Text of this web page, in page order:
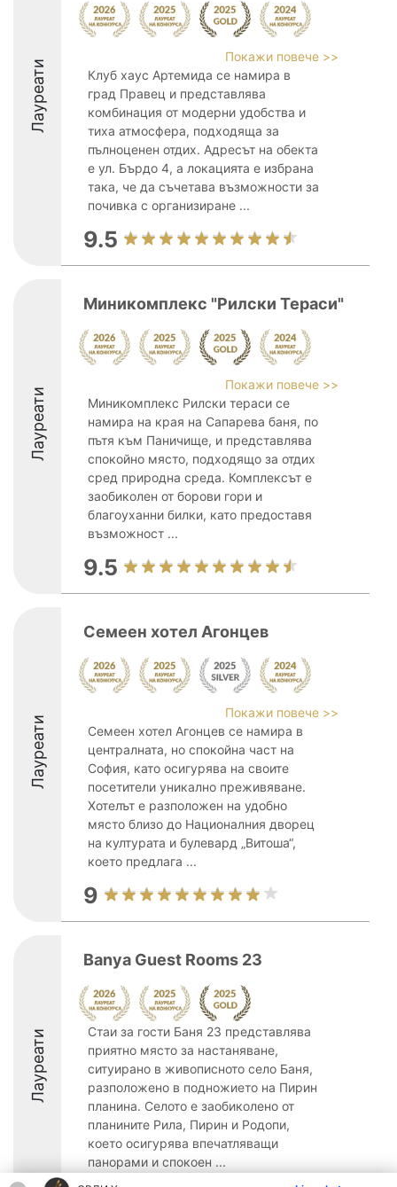
Лауреати
Покажи повече >>
Клуб хаус Артемида се намира в
град Правец и представлява
комбинация от модерни удобства и
тиха атмосфера, подходяща за
пълноценен отдих. Адресът на обекта
е ул. Бърдо 4, а локацията е избрана
така, че да съчетава възможности за
почивка с организиране ...
9.5
Лауреати
Миникомплекс "Рилски Тераси"
Покажи повече >>
Миникомплекс Рилски тераси се
намира на края на Сапарева баня, по
пътя към Паничище, и представлява
спокойно място, подходящо за отдих
сред природна среда. Комплексът е
заобиколен от борови гори и
благоуханни билки, като предоставя
възможност ...
9.5
Лауреати
Семеен хотел Агонцев
Покажи повече >>
Семеен хотел Агонцев се намира в
централната, но спокойна част на
София, като осигурява на своите
посетители уникално преживяване.
Хотелът е разположен на удобно
място близо до Националния дворец
на културата и булевард „Витоша“,
което предлага ...
9
Лауреати
Banya Guest Rooms 23
Стаи за гости Баня 23 представлява
приятно място за настаняване,
ситуирано в живописното село Баня,
разположено в подножието на Пирин
планина. Селото е заобиколено от
планините Рила, Пирин и Родопи,
което осигурява впечатляващи
панорами и спокоен ...